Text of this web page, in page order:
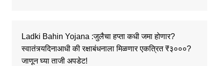
Ladki Bahin Yojana :जुलैचा हप्ता कधी जमा होणार?
स्वातंत्र्यदिनाआधी की रक्षाबंधनाला मिळणार एकत्रित ₹३०००?
जाणून घ्या ताजी अपडेट!